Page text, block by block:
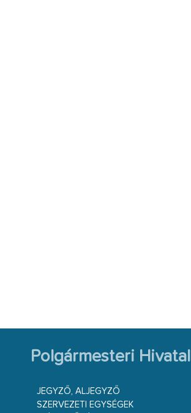
Polgármesteri Hivatal
JEGYZŐ, ALJEGYZŐ
SZERVEZETI EGYSÉGEK